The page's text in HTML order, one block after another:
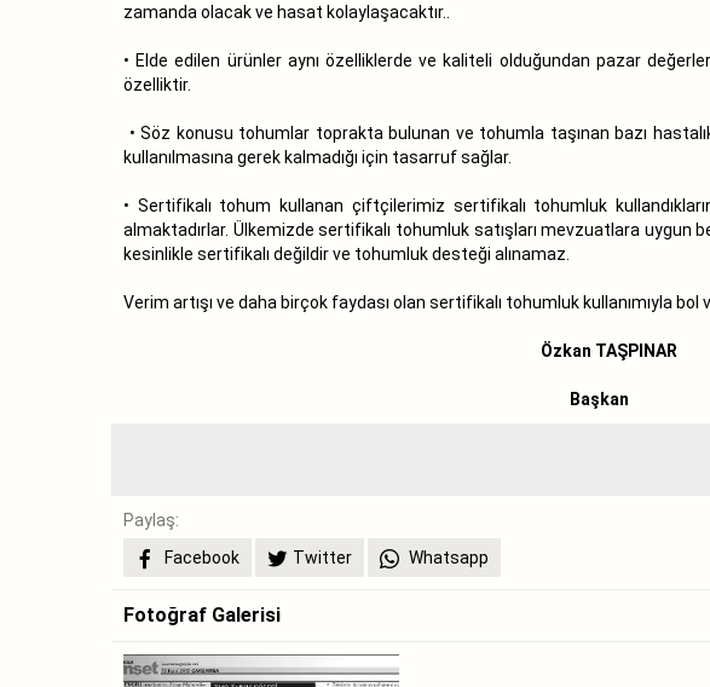
zamanda olacak ve hasat kolaylaşacaktır..
• Elde edilen ürünler aynı özelliklerde ve kaliteli olduğundan pazar
özelliktir.
• Söz konusu tohumlar toprakta bulunan ve tohumla taşınan bazı
kullanılmasına gerek kalmadığı için tasarruf sağlar.
• Sertifikalı tohum kullanan çiftçilerimiz sertifikalı tohumluk
almaktadırlar. Ülkemizde sertifikalı tohumluk satışları mevzuatlara uygun
kesinlikle sertifikalı değildir ve tohumluk desteği alınamaz.
Verim artışı ve daha birçok faydası olan sertifikalı tohumluk kullanımıyla bol
Özkan TAŞPINAR
Başkan
Paylaş:
Facebook
Twitter Whatsapp
Fotoğraf Galerisi